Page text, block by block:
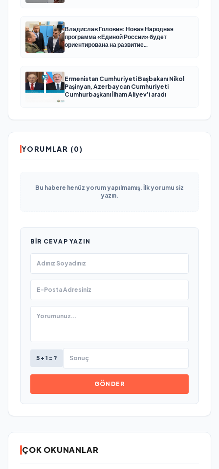
Владислав Головин: Новая Народная
программа «Единой России» будет
ориентирована на развитие
Ermenistan Cumhuriyeti Başbakanı Nikol
Paşinyan, Azerbaycan Cumhuriyeti
Cumhurbaşkanı İlham Aliyev’i aradı
YORUMLAR (0)
Bu habere henüz yorum yapılmamış. İlk yorumu siz
yazın.
BIR CEVAP YAZIN
5 + 1 = ?
GÖNDER
ÇOK OKUNANLAR